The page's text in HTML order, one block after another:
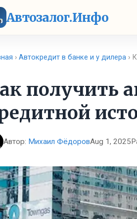
Автозалог.Инфо
› Автокредит в банке и у дилера ›
получить
Автор: Михаил ФёдоровAug 1, 2025